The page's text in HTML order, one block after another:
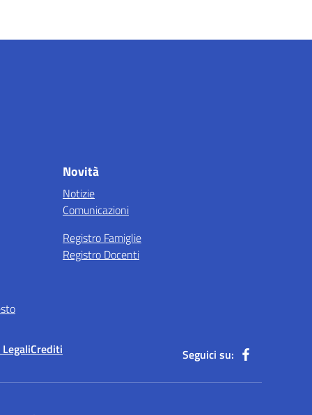
Novità
Notizie
Comunicazioni
Registro Famiglie
Registro Docenti
Crediti Seguici su: